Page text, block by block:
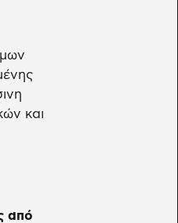
και
από